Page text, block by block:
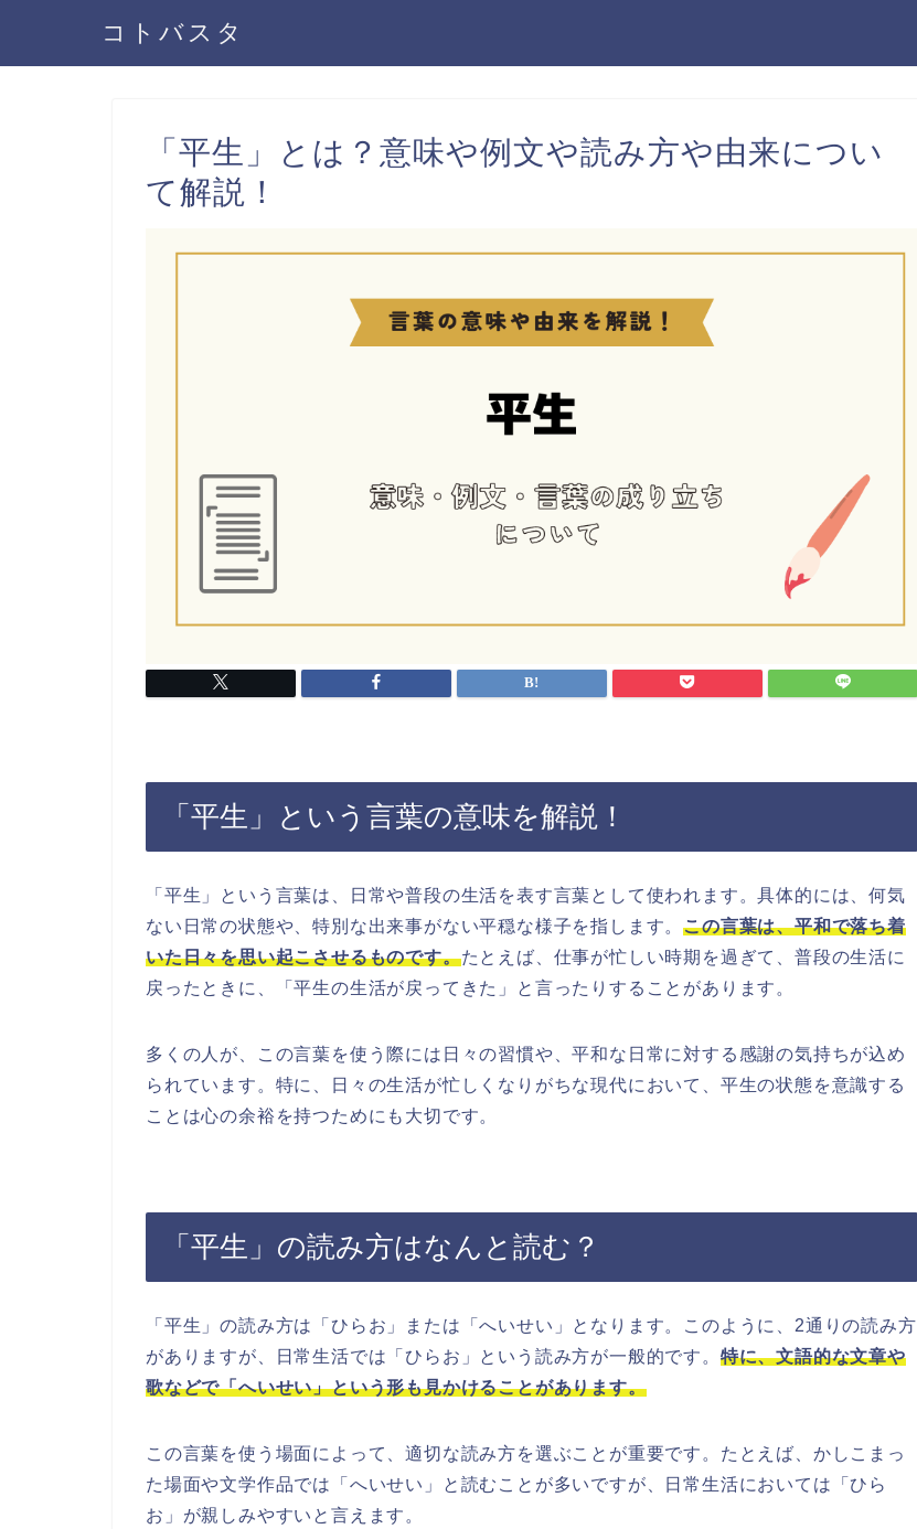
コトバスタ
「平生」とは？意味や例文や読み方や由来につい
て解説！
「平生」という言葉の意味を解説！
「平生」という言葉は、日常や普段の生活を表す言葉として使われます。具体的には、何気
ない日常の状態や、特別な出来事がない平穏な様子を指します。この言葉は、平和で落ち着
いた日々を思い起こさせるものです。たとえば、仕事が忙しい時期を過ぎて、普段の生活に
戻ったときに、「平生の生活が戻ってきた」と言ったりすることがあります。
多くの人が、この言葉を使う際には日々の習慣や、平和な日常に対する感謝の気持ちが込め
られています。特に、日々の生活が忙しくなりがちな現代において、平生の状態を意識する
ことは心の余裕を持つためにも大切です。
「平生」の読み方はなんと読む？
「平生」の読み方は「ひらお」または「へいせい」となります。このように、2通りの読み方
がありますが、日常生活では「ひらお」という読み方が一般的です。 特に、文語的な文章や
歌などで「へいせい」という形も見かけることがあります。
この言葉を使う場面によって、適切な読み方を選ぶことが重要です。たとえば、かしこまっ
た場面や文学作品では「へいせい」と読むことが多いですが、日常生活においては「ひら
お」が親しみやすいと言えます。